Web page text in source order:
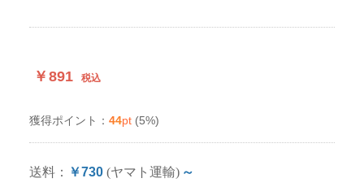
￥891 税込
獲得ポイント： 44pt (5%)
送料： ￥730 (ヤマト運輸) ～